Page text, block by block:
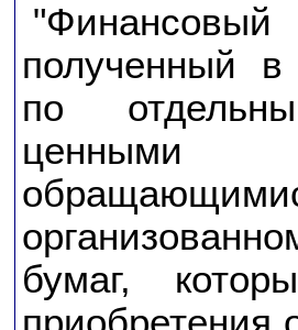
полученный в
по
ценными
бумаг,